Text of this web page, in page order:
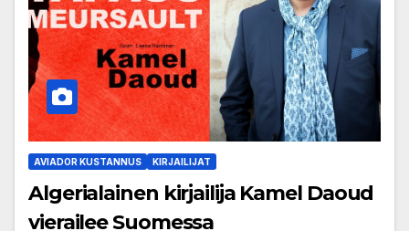
AVIADOR KUSTANNUS KIRJAILIJAT
Algerialainen kirjailija Kamel Daoud
vierailee Suomessa